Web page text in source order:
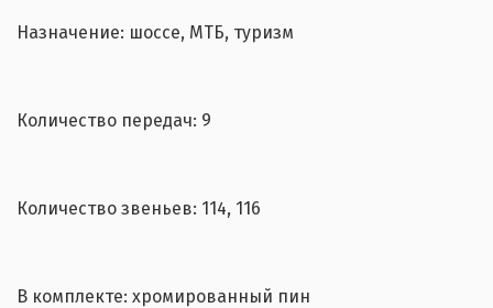
Назначение: шоссе, МТБ, туризм
Количество передач: 9
Количество звеньев: 114, 116
В комплекте: хромированный пин